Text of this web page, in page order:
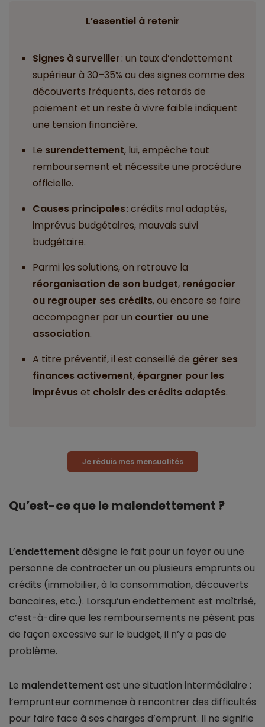
L’essentiel à retenir
Signes à surveiller: un taux d’endettement
supérieur à 30–35% ou des signes comme des
découverts fréquents, des retards de
paiement et un reste à vivre faible indiquent
une tension financière.
Le surendettement, lui, empêche tout
remboursement et nécessite une procédure
officielle.
Causes principales: crédits mal adaptés,
imprévus budgétaires, mauvais suivi
budgétaire.
Parmi les solutions, on retrouve la
réorganisation de son budget, renégocier
ou regrouper ses crédits, ou encore se faire
accompagner par un courtier ou une
association.
A titre préventif, il est conseillé de gérer ses
finances activement,épargner pour les
imprévuset choisir des crédits adaptés.
Je réduis mes mensualités
Qu’est-ce que le malendettement ?
L’endettement désigne le fait pour un foyer ou une
personne de contracter un ou plusieurs emprunts ou
crédits (immobilier, à la consommation, découverts
bancaires, etc.). Lorsqu’un endettement est maîtrisé,
c’est-à-dire que les remboursements ne pèsent pas
de façon excessive sur le budget, il n’y a pas de
problème.
Le malendettement est une situation intermédiaire :
l’emprunteur commence à rencontrer des difficultés
pour faire face à ses charges d’emprunt. Il ne signifie